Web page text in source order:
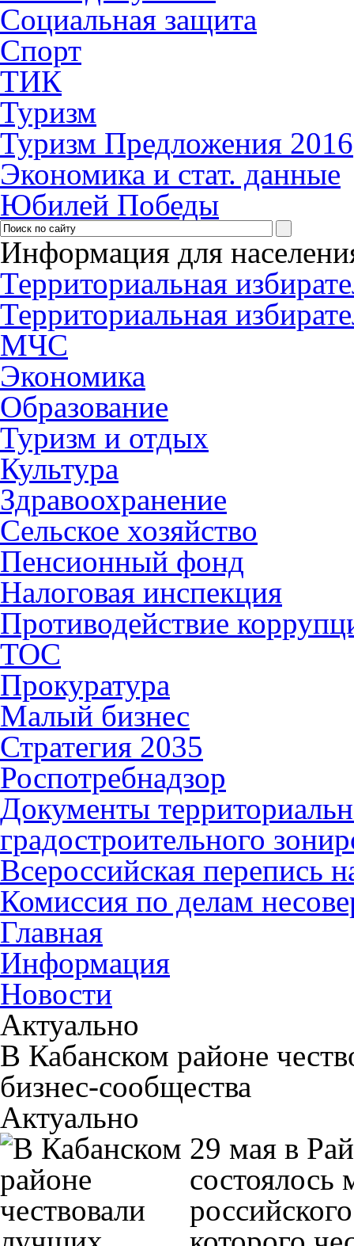
Социальная защита
Спорт
ТИК
Туризм
Туризм Предложения 2016
Экономика и стат. данные
Юбилей Победы
Информация для
Территориальная
Территориальная
МЧС
Экономика
Образование
Туризм и отдых
Культура
Здравоохранение
Сельское хозяйство
Пенсионный фонд
Налоговая инспекция
Противодействие
ТОС
Прокуратура
Малый бизнес
Стратегия 2035
Роспотребнадзор
Документы
градостроительного
Всероссийская перепись
Комиссия по делам
Главная
Информация
Новости
Актуально
В Кабанском районе
бизнес-сообщества
Актуально
29 мая в